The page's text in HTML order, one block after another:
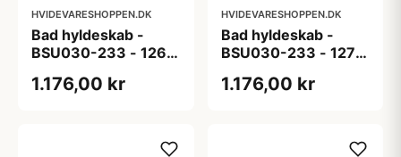
HVIDEVARESHOPPEN.DK
Bad hyldeskab -
BSU030-233 - 126
beige) - Super mat
1.176,00 kr
HVIDEVARESHOPPEN.DK
Bad hyldeskab -
BSU030-233 - 127
Super mat lakeret
1.176,00 kr